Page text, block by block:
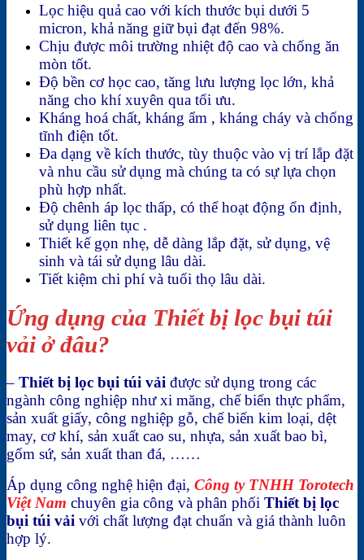
Lọc hiệu quả cao với kích thước bụi dưới 5
micron, khả năng giữ bụi đạt đến 98%.
Chịu được môi trường nhiệt độ cao và chống ăn
mòn tốt.
Độ bền cơ học cao, tăng lưu lượng lọc lớn, khả
năng cho khí xuyên qua tối ưu.
Kháng hoá chất, kháng ẩm , kháng cháy và chống
tĩnh điện tốt.
Đa dạng về kích thước, tùy thuộc vào vị trí lắp đặt
và nhu cầu sử dụng mà chúng ta có sự lựa chọn
phù hợp nhất.
Độ chênh áp lọc thấp, có thể hoạt động ổn định,
sử dụng liên tục .
Thiết kế gọn nhẹ, dễ dàng lắp đặt, sử dụng, vệ
sinh và tái sử dụng lâu dài.
Tiết kiệm chi phí và tuổi thọ lâu dài.
Ứng dụng của Thiết bị lọc bụi túi
vải ở đâu?
– Thiết bị lọc bụi túi vải được sử dụng trong các
ngành công nghiệp như xi măng, chế biến thực phẩm,
sản xuất giấy, công nghiệp gỗ, chế biến kim loại, dệt
may, cơ khí, sản xuất cao su, nhựa, sản xuất bao bì,
gốm sứ, sản xuất than đá, ……
Áp dụng công nghệ hiện đại, Công ty TNHH Torotech
Việt Nam chuyên gia công và phân phối Thiết bị lọc
bụi túi vải với chất lượng đạt chuẩn và giá thành luôn
hợp lý.